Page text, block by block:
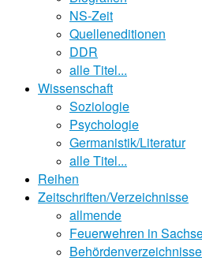
NS-Zeit
Quelleneditionen
DDR
alle Titel...
Wissenschaft
Soziologie
Psychologie
Germanistik/Literatur
alle Titel...
Reihen
Zeitschriften/Verzeichnisse
allmende
Feuerwehren in
Behördenverzeichnisse